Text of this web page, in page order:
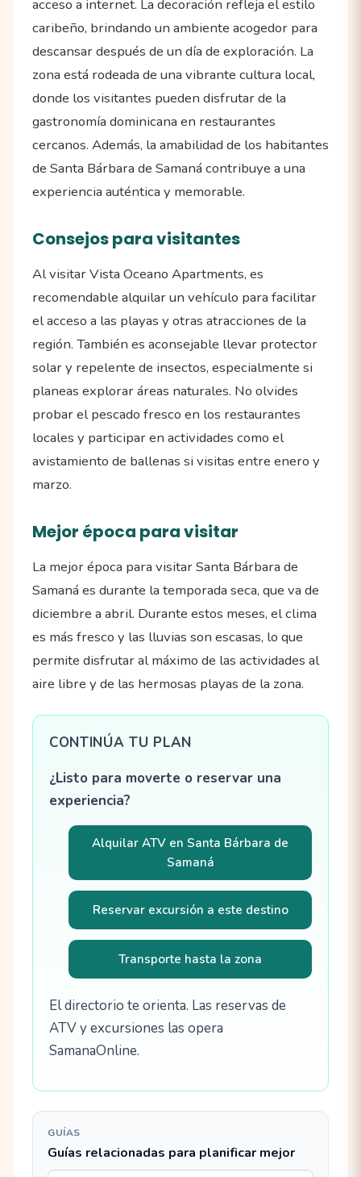
acceso a internet. La decoración refleja el estilo
caribeño, brindando un ambiente acogedor para
descansar después de un día de exploración. La
zona está rodeada de una vibrante cultura local,
donde los visitantes pueden disfrutar de la
gastronomía dominicana en restaurantes
cercanos. Además, la amabilidad de los habitantes
de Santa Bárbara de Samaná contribuye a una
experiencia auténtica y memorable.
Consejos para visitantes
Al visitar Vista Oceano Apartments, es
recomendable alquilar un vehículo para facilitar
el acceso a las playas y otras atracciones de la
región. También es aconsejable llevar protector
solar y repelente de insectos, especialmente si
planeas explorar áreas naturales. No olvides
probar el pescado fresco en los restaurantes
locales y participar en actividades como el
avistamiento de ballenas si visitas entre enero y
marzo.
Mejor época para visitar
La mejor época para visitar Santa Bárbara de
Samaná es durante la temporada seca, que va de
diciembre a abril. Durante estos meses, el clima
es más fresco y las lluvias son escasas, lo que
permite disfrutar al máximo de las actividades al
aire libre y de las hermosas playas de la zona.
CONTINÚA TU PLAN
¿Listo para moverte o reservar una
experiencia?
Alquilar ATV en Santa Bárbara de
Samaná
Reservar excursión a este destino
Transporte hasta la zona
El directorio te orienta. Las reservas de
ATV y excursiones las opera
SamanaOnline.
GUÍAS
Guías relacionadas para planificar mejor